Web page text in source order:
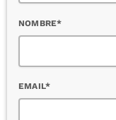
NOMBRE*
EMAIL*